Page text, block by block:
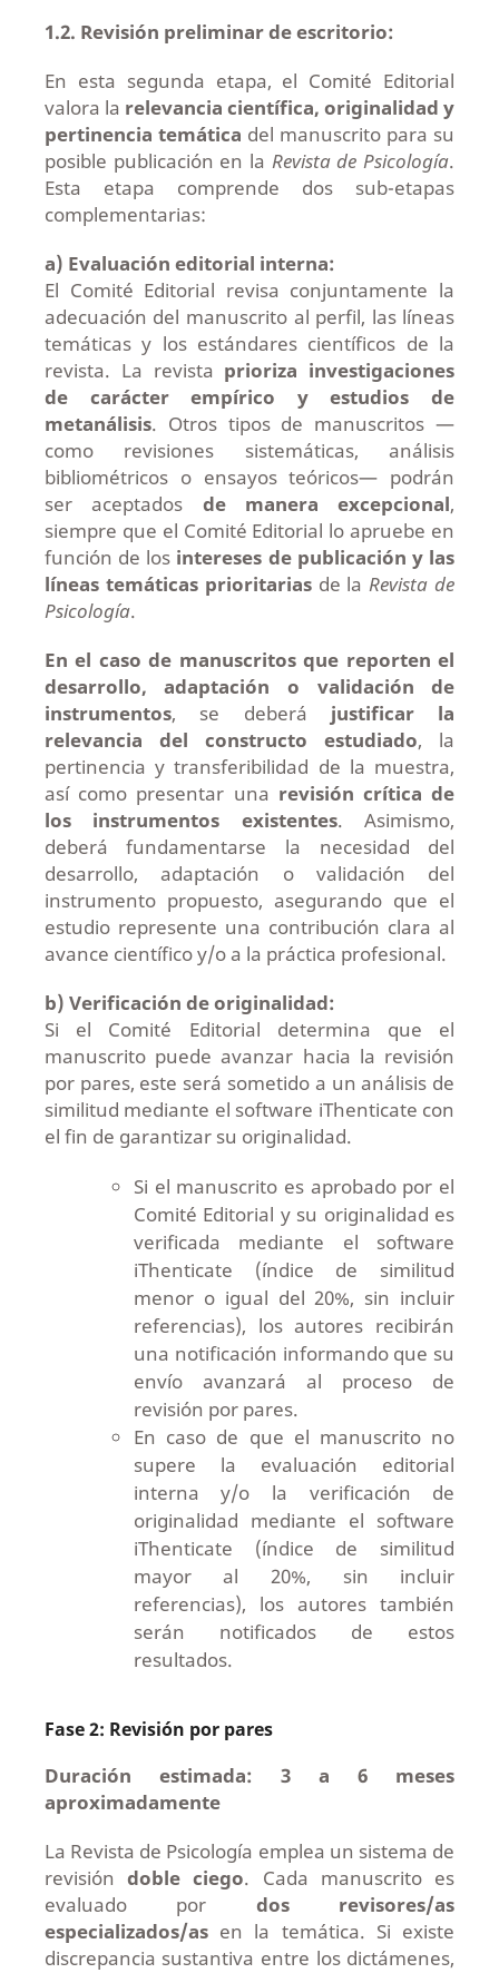
1.2. Revisión preliminar de escritorio:
En esta segunda etapa, el Comité Editorial
valora la relevancia científica, originalidad y
pertinencia temática del manuscrito para su
posible publicación en la Revista de Psicología.
Esta etapa comprende dos sub-etapas
complementarias:
a) Evaluación editorial interna:
El Comité Editorial revisa conjuntamente la
adecuación del manuscrito al perfil, las líneas
temáticas y los estándares científicos de la
revista. La revista prioriza investigaciones
de carácter empírico y estudios de
metanálisis. Otros tipos de manuscritos —
como revisiones sistemáticas, análisis
bibliométricos o ensayos teóricos— podrán
ser aceptados de manera excepcional,
siempre que el Comité Editorial lo apruebe en
función de los intereses de publicación y las
líneas temáticas prioritariasde laRevista de
Psicología.
En el caso de manuscritos que reporten el
desarrollo, adaptación o validación de
instrumentos, se deberá justificar la
relevancia del constructo estudiado, la
pertinencia y transferibilidad de la muestra,
así como presentar una revisión crítica de
los instrumentos existentes. Asimismo,
deberá fundamentarse la necesidad del
desarrollo, adaptación o validación del
instrumento propuesto, asegurando que el
estudio represente una contribución clara al
avance científico y/o a la práctica profesional.
b) Verificación de originalidad:
Si el Comité Editorial determina que el
manuscrito puede avanzar hacia la revisión
por pares, este será sometido a un análisis de
similitud mediante el software iThenticate con
el fin de garantizar su originalidad.
Si el manuscrito es aprobado por el
Comité Editorial y su originalidad es
verificada mediante el software
iThenticate (índice de similitud
menor o igual del 20%, sin incluir
referencias), los autores recibirán
una notificación informando que su
envío avanzará al proceso de
revisión por pares.
En caso de que el manuscrito no
supere la evaluación editorial
interna y/o la verificación de
originalidad mediante el software
iThenticate (índice de similitud
mayor al 20%, sin incluir
referencias), los autores también
serán notificados de estos
resultados.
Fase 2: Revisión por pares
Duración estimada: 3 a 6 meses
aproximadamente
La Revista de Psicología emplea un sistema de
revisióndoble ciego. Cada manuscrito es
evaluado por dos revisores/as
especializados/asen la temática. Si existe
discrepancia sustantiva entre los dictámenes,